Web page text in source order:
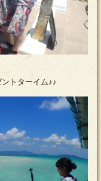
トターイム♪♪